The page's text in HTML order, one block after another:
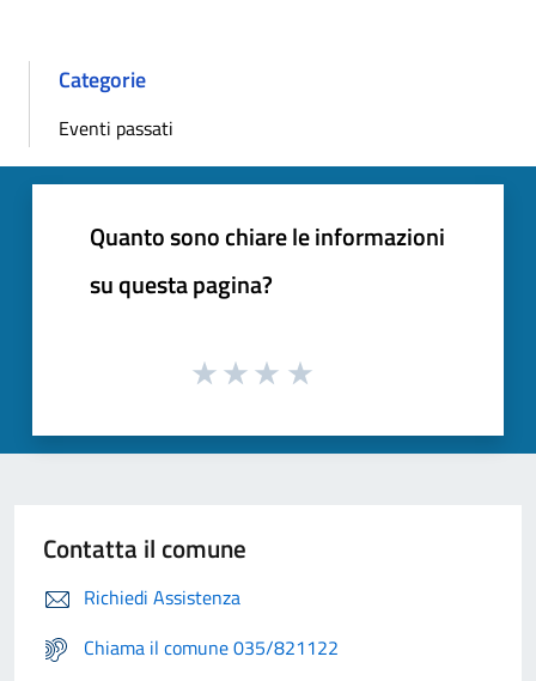
Categorie
Eventi passati
Quanto sono chiare le informazioni
su questa pagina?
Contatta il comune
Richiedi Assistenza
Chiama il comune 035/821122